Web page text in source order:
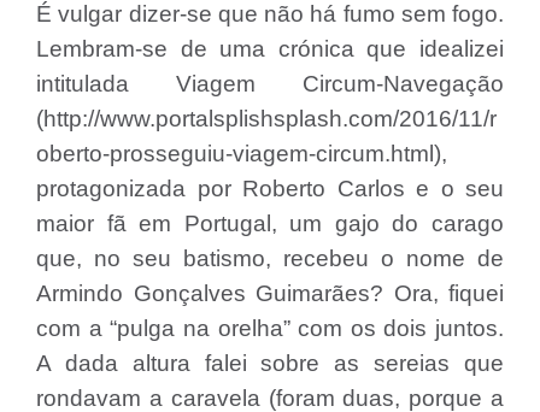
É vulgar dizer-se que não há fumo sem fogo.
Lembram-se de uma crónica que idealizei
intitulada Viagem Circum-Navegação
(http://www.portalsplishsplash.com/2016/11/r
oberto-prosseguiu-viagem-circum.html),
protagonizada por Roberto Carlos e o seu
maior fã em Portugal, um gajo do carago
que, no seu batismo, recebeu o nome de
Armindo Gonçalves Guimarães? Ora, fiquei
com a “pulga na orelha” com os dois juntos.
A dada altura falei sobre as sereias que
rondavam a caravela (foram duas, porque a